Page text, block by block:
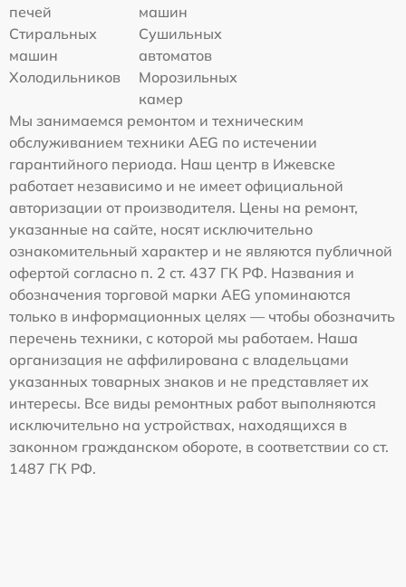
печей
машин
Стиральных
машин
Сушильных
автоматов
Холодильников
Морозильных
камер
Мы занимаемся ремонтом и техническим
обслуживанием техники AEG по истечении
гарантийного периода. Наш центр в Ижевске
работает независимо и не имеет официальной
авторизации от производителя. Цены на ремонт,
указанные на сайте, носят исключительно
ознакомительный характер и не являются публичной
офертой согласно п. 2 ст. 437 ГК РФ. Названия и
обозначения торговой марки AEG упоминаются
только в информационных целях — чтобы обозначить
перечень техники, с которой мы работаем. Наша
организация не аффилирована с владельцами
указанных товарных знаков и не представляет их
интересы. Все виды ремонтных работ выполняются
исключительно на устройствах, находящихся в
законном гражданском обороте, в соответствии со ст.
1487 ГК РФ.